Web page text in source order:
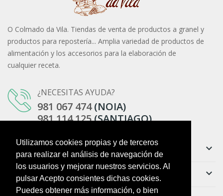
Utilizamos cookies propias y de terceros
para realizar el análisis de navegación de
los usuarios y mejorar nuestros servicios. Al
pulsar Acepto consientes dichas cookies.
Puedes obtener más información, o bien
O Colmado da Vila. Tiendas de venta de productos a granel y
productos para repostería... Amplia variedad de productos de
alimentación y los accesorios para la elaboración de
cualquier receta.
¿NECESITAS AYUDA?
981 067 474(NOIA)
981 114 125(SANTIAGO)
Información keyboard_arrow_down
Ayuda keyboard_arrow_down